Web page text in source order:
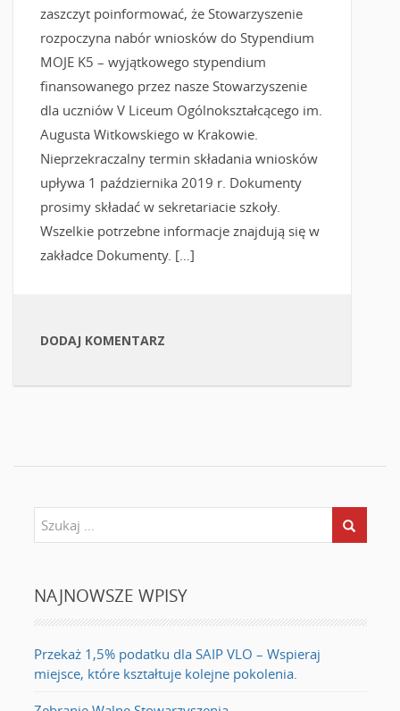
zaszczyt poinformować, że Stowarzyszenie
rozpoczyna nabór wniosków do Stypendium
MOJE K5 – wyjątkowego stypendium
finansowanego przez nasze Stowarzyszenie
dla uczniów V Liceum Ogólnokształcącego im.
Augusta Witkowskiego w Krakowie.
Nieprzekraczalny termin składania wniosków
upływa 1 października 2019 r. Dokumenty
prosimy składać w sekretariacie szkoły.
Wszelkie potrzebne informacje znajdują się w
zakładce Dokumenty. […]
DODAJ KOMENTARZ
NAJNOWSZE WPISY
Przekaż 1,5% podatku dla SAIP VLO – Wspieraj
miejsce, które kształtuje kolejne pokolenia.